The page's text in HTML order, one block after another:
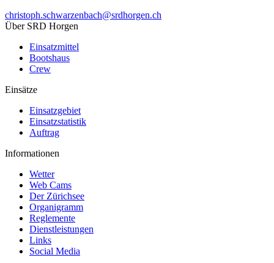
christoph.schwarzenbach@srdhorgen.ch
Über SRD Horgen
Einsatzmittel
Bootshaus
Crew
Einsätze
Einsatzgebiet
Einsatzstatistik
Auftrag
Informationen
Wetter
Web Cams
Der Zürichsee
Organigramm
Reglemente
Dienstleistungen
Links
Social Media